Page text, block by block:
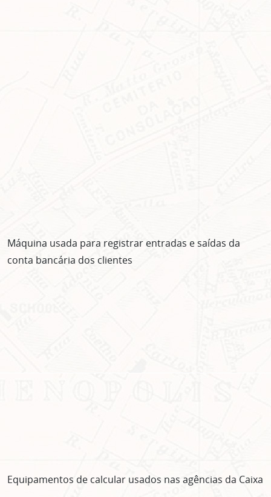
Máquina usada para registrar entradas e saídas da
conta bancária dos clientes
Equipamentos de calcular usados nas agências da Caixa